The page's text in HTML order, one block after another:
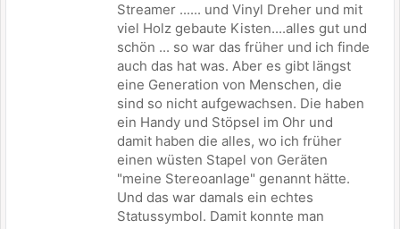
Streamer ...... und Vinyl Dreher und mit
viel Holz gebaute Kisten....alles gut und
schön ... so war das früher und ich finde
auch das hat was. Aber es gibt längst
eine Generation von Menschen, die
sind so nicht aufgewachsen. Die haben
ein Handy und Stöpsel im Ohr und
damit haben die alles, wo ich früher
einen wüsten Stapel von Geräten
"meine Stereoanlage" genannt hätte.
Und das war damals ein echtes
Statussymbol. Damit konnte man